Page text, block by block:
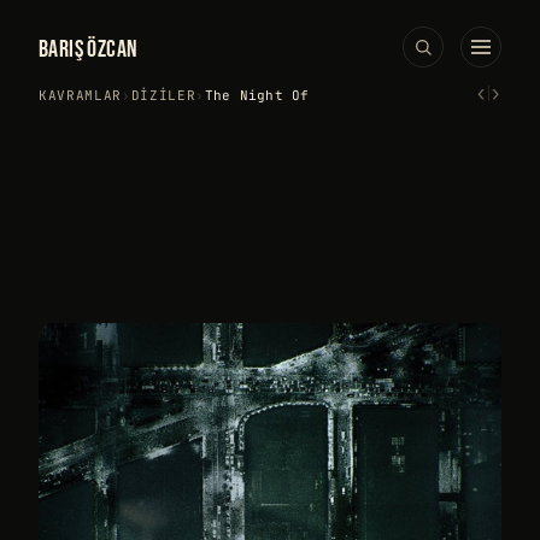
BARIŞ ÖZCAN
KAVRAMLAR › DIZILER › The Night Of ‹›